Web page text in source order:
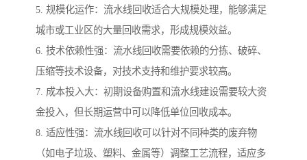
5. 规模化运作：流水线回收适合大规模处理，能够满足
城市或工业区的大量回收需求，形成规模效益。
6. 技术依赖性强：流水线回收需要依赖的分拣、破碎、
压缩等技术设备，对技术支持和维护要求较高。
7. 成本投入大：初期设备购置和流水线建设需要较大资
金投入，但长期运营中可以降低单位回收成本。
8. 适应性强：流水线回收可以针对不同种类的废弃物
（如电子垃圾、塑料、金属等）调整工艺流程，适应多